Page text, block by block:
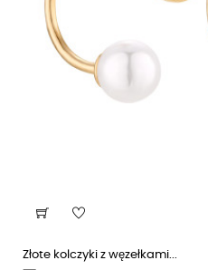
Złote kolczyki z węzełkami...